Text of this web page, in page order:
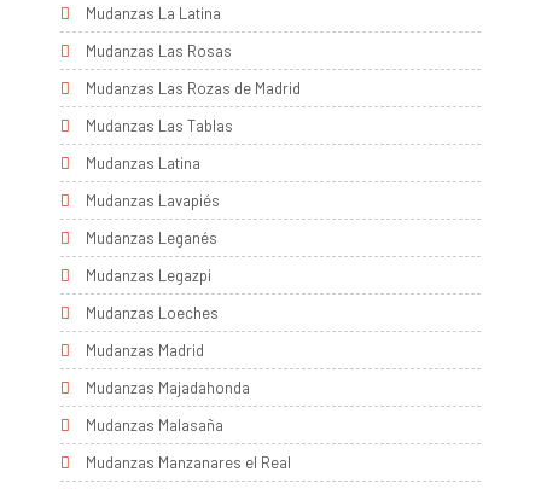
Mudanzas La Latina
Mudanzas Las Rosas
Mudanzas Las Rozas de Madrid
Mudanzas Las Tablas
Mudanzas Latina
Mudanzas Lavapiés
Mudanzas Leganés
Mudanzas Legazpi
Mudanzas Loeches
Mudanzas Madrid
Mudanzas Majadahonda
Mudanzas Malasaña
Mudanzas Manzanares el Real